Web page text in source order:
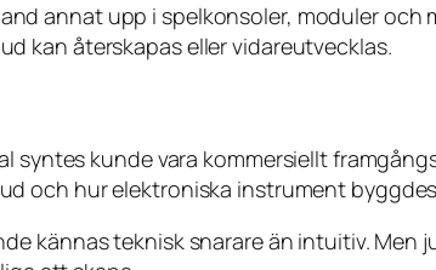
annat upp i spelkonsoler, moduler och
kan återskapas eller vidareutvecklas.
syntes kunde vara kommersiellt
och hur elektroniska instrument
kännas teknisk snarare än intuitiv. Men